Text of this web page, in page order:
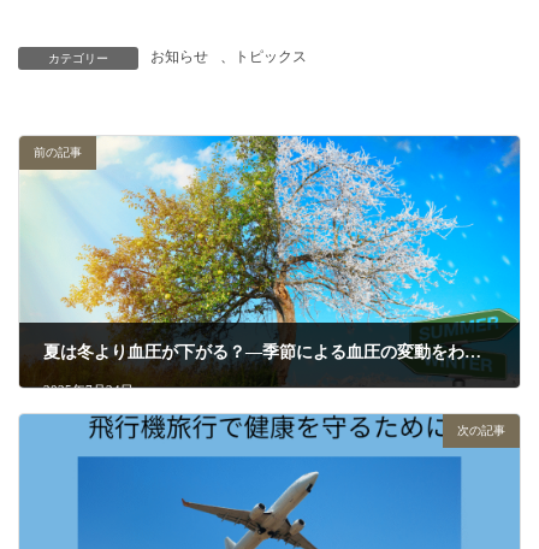
カテゴリー お知らせ 、 トピックス
前の記事
夏は冬より血圧が下がる？―季節による血圧の変動をわかりやすく解説（夏編）
2025年7月24日
次の記事